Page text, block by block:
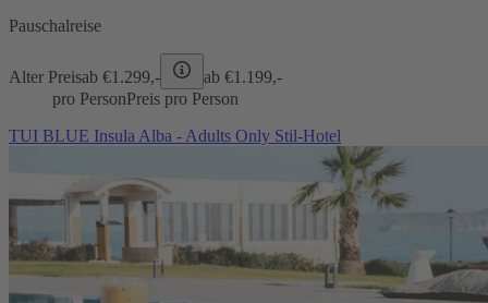
Pauschalreise
Alter Preisab €1.299,- ab €1.199,-
pro PersonPreis pro Person
TUI BLUE Insula Alba - Adults Only Stil-Hotel